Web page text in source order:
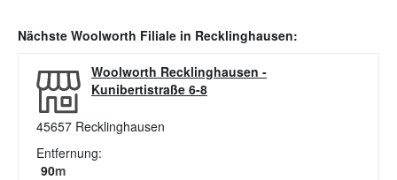
Nächste Woolworth Filiale in Recklinghausen:
Woolworth Recklinghausen -
Kunibertistraße 6-8
45657 Recklinghausen
Entfernung:
90m